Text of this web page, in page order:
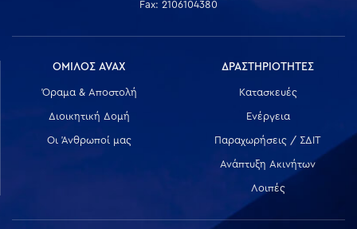
Fax: 2106104380
ΟΜΙΛΟΣ AVAX
Όραμα & Αποστολή
Διοικητική Δομή
Οι Άνθρωποί μας
ΔΡΑΣΤΗΡΙΟΤΗΤΕΣ
Κατασκευές
Ενέργεια
Παραχωρήσεις / ΣΔΙΤ
Ανάπτυξη Ακινήτων
Λοιπές